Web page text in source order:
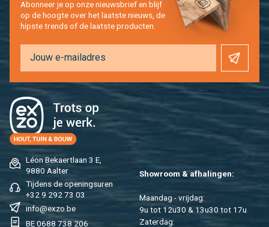
Léon Be­kaert­laan 3 E,
9880 Aal­ter
Tij­dens de ope­nings­uren
+32 9 292 73 03
info@​exzo.​be
BE 0688 738 206
Show­room & af­ha­lin­gen:
Maan­dag - vrij­dag:
9u tot 12u30 & 13u30 tot 17u
Za­ter­dag:
Abon­neer je op onze nieuws­brief en blijf
op de hoog­te over het laat­ste nieuws, de
hip­s­te trends of de laat­ste pro­duc­ten.